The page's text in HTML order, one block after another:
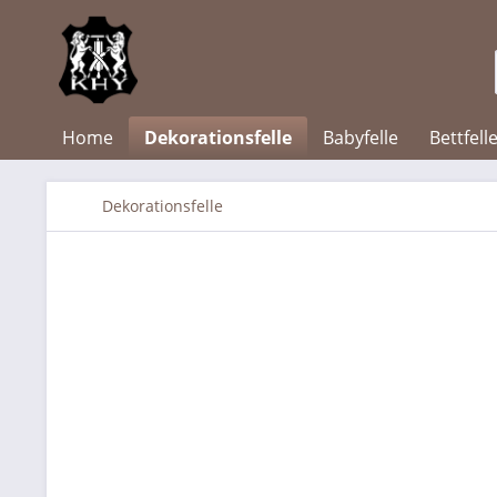
Home Dekorationsfelle Babyfelle Bettfelle
Dekorationsfelle